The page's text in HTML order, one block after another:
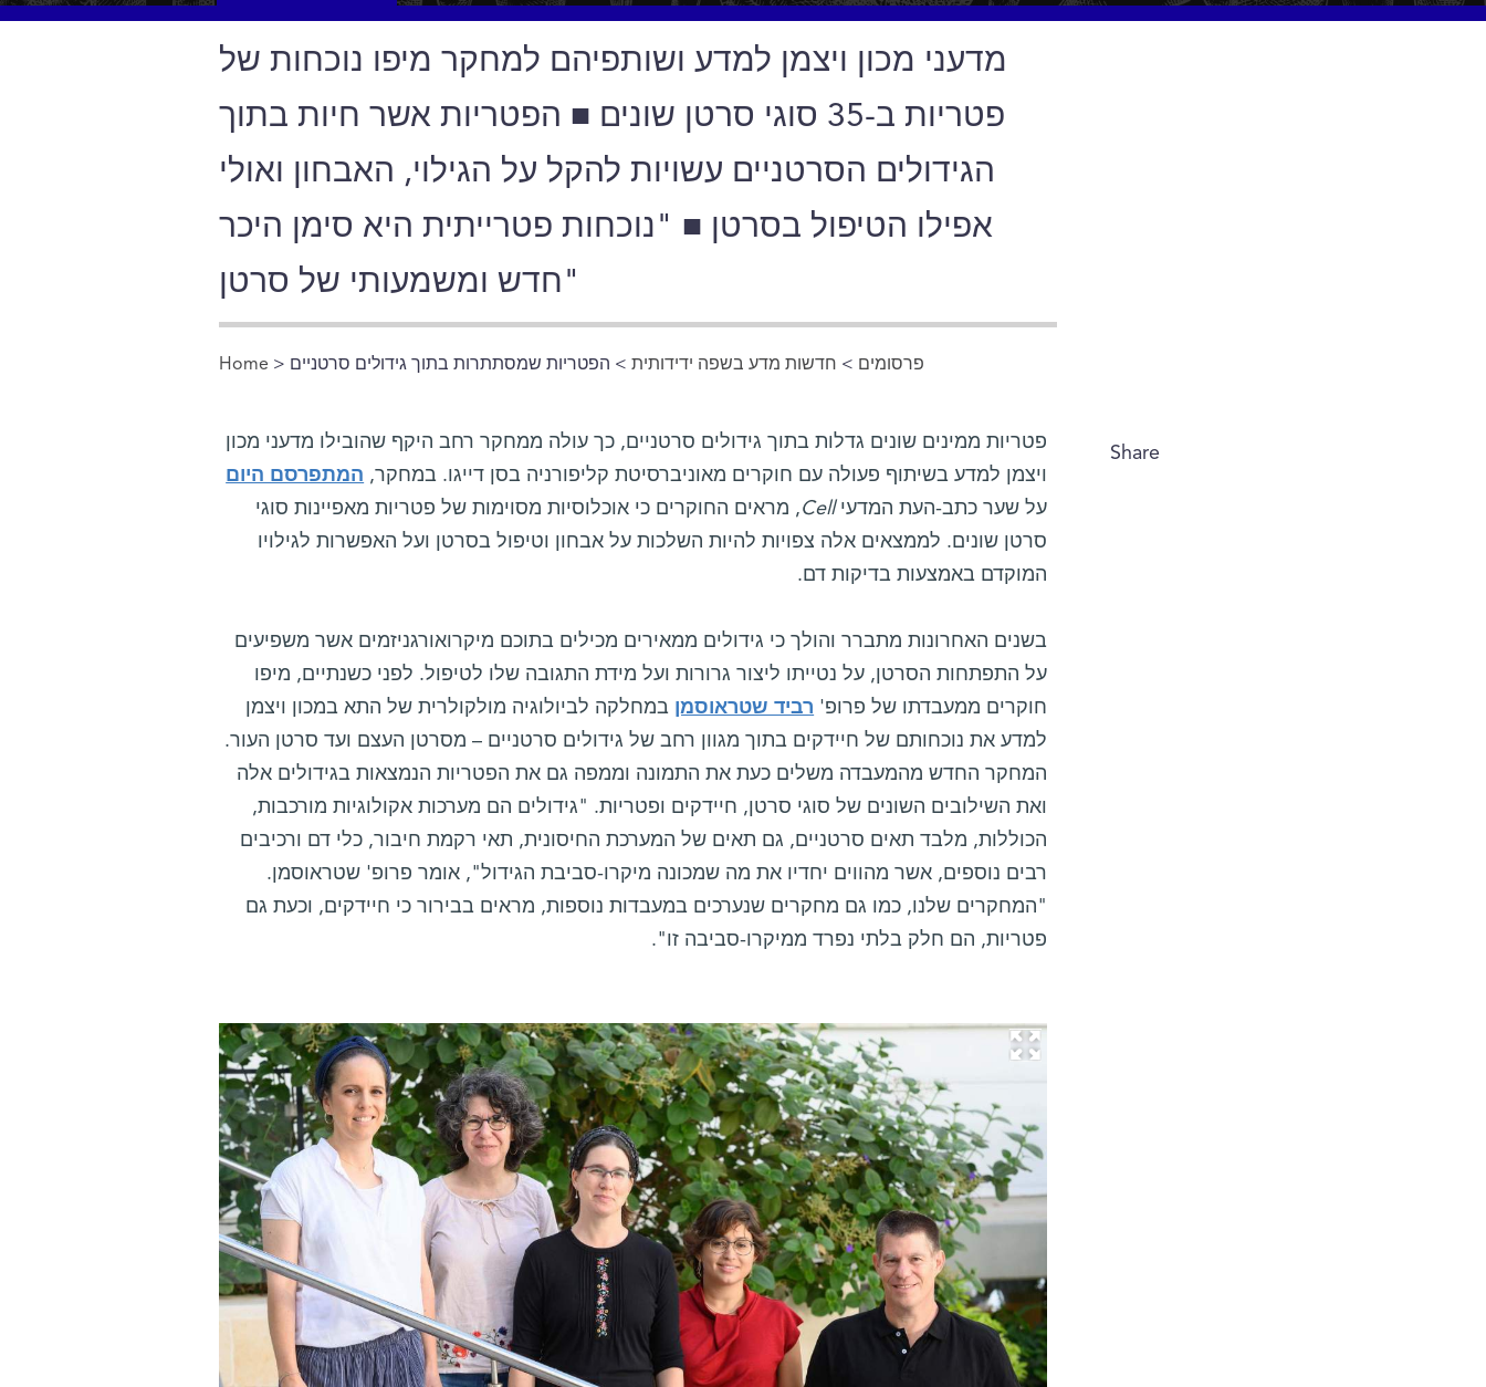
מדעני מכון ויצמן למדע ושותפיהם למחקר מיפו נוכחות של
פטריות ב-35 סוגי סרטן שונים ■ הפטריות אשר חיות בתוך
הגידולים הסרטניים עשויות להקל על הגילוי, האבחון ואולי
אפילו הטיפול בסרטן ■ "נוכחות פטרייתית היא סימן היכר
חדש ומשמעותי של סרטן"
You are here
Home > פרסומים > חדשות מדע בשפה ידידותית> הפטריות שמסתתרות בתוך גידולים סרטניים
Share
פטריות ממינים שונים גדלות בתוך גידולים סרטניים, כך עולה ממחקר רחב היקף שהובילו מדעני מכון
ויצמן למדע בשיתוף פעולה עם חוקרים מאוניברסיטת קליפורניה בסן דייגו. במחקר, המתפרסם היום
על שער כתב-העת המדעיCell, מראים החוקרים כי אוכלוסיות מסוימות של פטריות מאפיינות סוגי
סרטן שונים. לממצאים אלה צפויות להיות השלכות על אבחון וטיפול בסרטן ועל האפשרות לגילויו
המוקדם באמצעות בדיקות דם.
בשנים האחרונות מתברר והולך כי גידולים ממאירים מכילים בתוכם מיקרואורגניזמים אשר משפיעים
על התפתחות הסרטן, על נטייתו ליצור גרורות ועל מידת התגובה שלו לטיפול. לפני כשנתיים, מיפו
חוקרים ממעבדתו של פרופ' רביד שטראוסמן במחלקה לביולוגיה מולקולרית של התא במכון ויצמן
למדע את נוכחותם של חיידקים בתוך מגוון רחב של גידולים סרטניים – מסרטן העצם ועד סרטן העור.
המחקר החדש מהמעבדה משלים כעת את התמונה וממפה גם את הפטריות הנמצאות בגידולים אלה
ואת השילובים השונים של סוגי סרטן, חיידקים ופטריות. "גידולים הם מערכות אקולוגיות מורכבות,
הכוללות, מלבד תאים סרטניים, גם תאים של המערכת החיסונית, תאי רקמת חיבור, כלי דם ורכיבים
רבים נוספים, אשר מהווים יחדיו את מה שמכונה מיקרו-סביבת הגידול", אומר פרופ' שטראוסמן.
"המחקרים שלנו, כמו גם מחקרים שנערכים במעבדות נוספות, מראים בבירור כי חיידקים, וכעת גם
פטריות, הם חלק בלתי נפרד ממיקרו-סביבה זו".